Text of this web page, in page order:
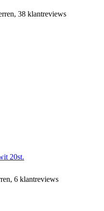
38 klantreviews
20st.
6 klantreviews